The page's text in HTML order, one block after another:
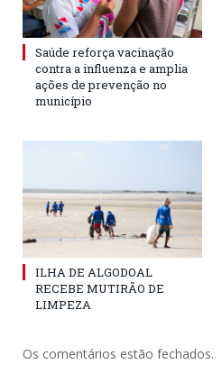
Saúde reforça vacinação
contra a influenza e amplia
ações de prevenção no
município
ILHA DE ALGODOAL
RECEBE MUTIRÃO DE
LIMPEZA
Os comentários estão fechados.